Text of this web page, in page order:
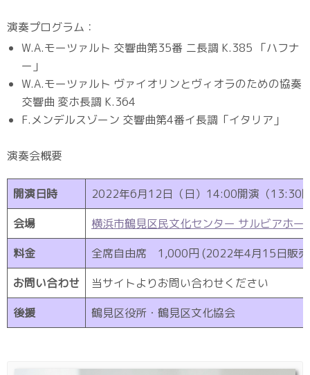
演奏プログラム：
W.A.モーツァルト 交響曲第35番 ニ長調 K.385 「ハフナ
ー」
W.A.モーツァルト ヴァイオリンとヴィオラのための協奏
交響曲 変ホ長調 K.364
F.メンデルスゾーン 交響曲第4番イ長調「イタリア」
演奏会概要
開演日時
2022年6月12日（日）14:00開演（13:30
会場
横浜市鶴見区民文化センター サルビアホー
料金
全席自由席 1,000円 (2022年4月15日販売
お問い合わせ
当サイトよりお問い合わせください
後援
鶴見区役所・鶴見区文化協会